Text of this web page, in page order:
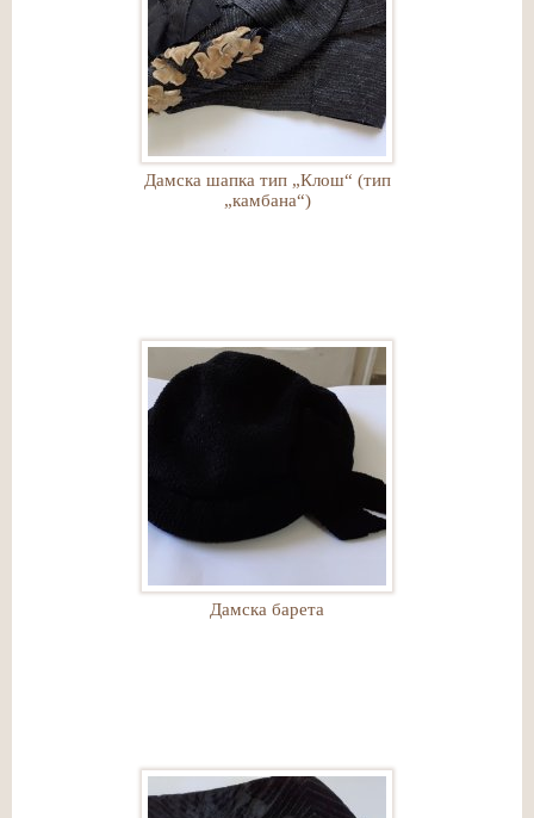
Дамска шапка тип „Клош“ (тип
„камбана“)
Дамска барета